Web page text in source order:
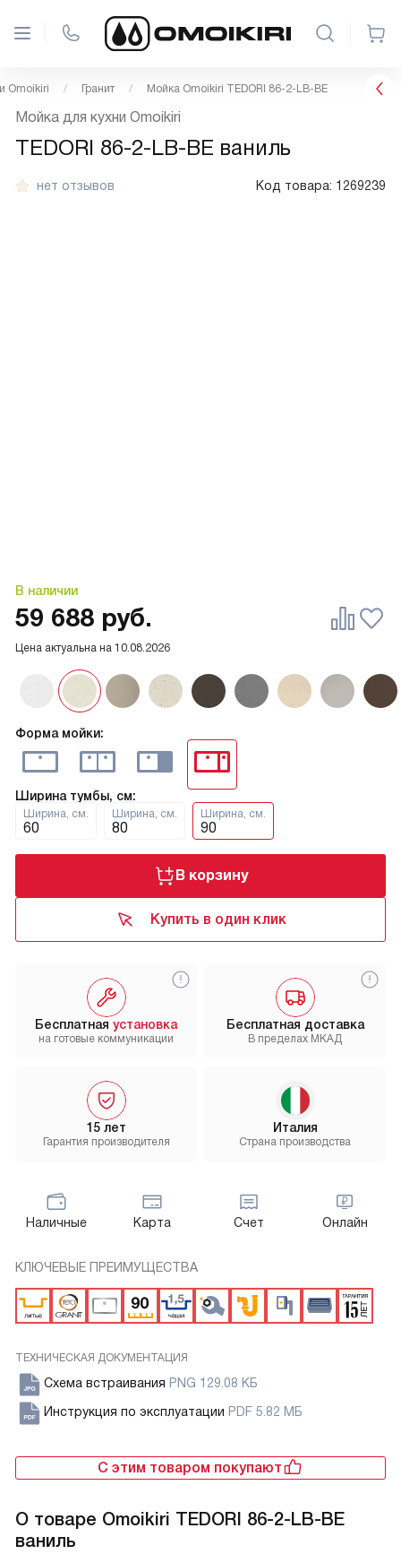
Omoikiri Гранит Мойка Omoikiri TEDORI 86-2-LB-BE
нет отзывов Код товара: 1269239
В наличии
Мойка для кухни Omoikiri
TEDORI 86-2-LB-BE ваниль
Форма мойки:
Ширина тумбы, см:
Ширина, см.
60
Ширина, см.
80
Ширина, см.
90
Цена актуальна на 10.08.2026
59 688 руб.
В корзину
Купить в один клик
Бесплатная доставка
В пределах МКАД
15 лет
Гарантия производителя
Бесплатная установка
на готовые коммуникации
Италия
Страна производства
Наличные Карта Счет Онлайн
КЛЮЧЕВЫЕ ПРЕИМУЩЕСТВА
ТЕХНИЧЕСКАЯ ДОКУМЕНТАЦИЯ
Схема встраивания PNG 129.08 КБ
Инструкция по эксплуатации PDF 5.82 МБ
С этим товаром покупают
О товаре Omoikiri TEDORI 86-2-LB-BE
ваниль